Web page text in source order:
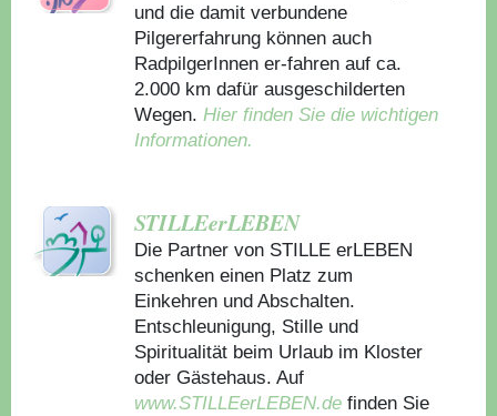
und die damit verbundene
Pilgererfahrung können auch
RadpilgerInnen er-fahren auf ca.
2.000 km dafür ausgeschilderten
Wegen.Hier finden Sie die wichtigen
Informationen.
STILLEerLEBEN
Die Partner von STILLE erLEBEN
schenken einen Platz zum
Einkehren und Abschalten.
Entschleunigung, Stille und
Spiritualität beim Urlaub im Kloster
oder Gästehaus. Auf
www.STILLEerLEBEN.de finden Sie